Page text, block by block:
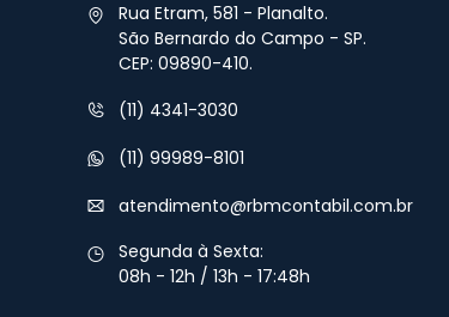
Rua Etram, 581 - Planalto.
São Bernardo do Campo - SP.
CEP: 09890-410.
(11) 4341-3030
(11) 99989-8101
atendimento@rbmcontabil.com.br​
Segunda à Sexta:
08h - 12h / 13h - 17:48h